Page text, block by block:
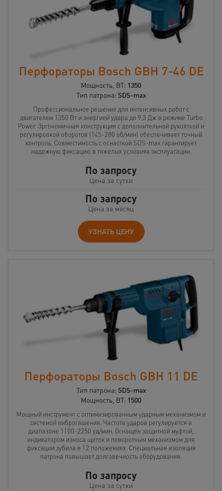
Перфораторы Bosch GBH 7-46 DE
Мощность, ВТ: 1350
Тип патрона: SDS-max
Профессиональное решение для интенсивных работ с
двигателем 1350 Вт и энергией удара до 9,3 Дж в режиме Turbo
Power. Эргономичная конструкция с дополнительной рукояткой и
регулировкой оборотов (145-280 об/мин) обеспечивает точный
контроль. Совместимость с оснасткой SDS-max гарантирует
надежную фиксацию в тяжелых условиях эксплуатации.
По запросу
Цена за сутки
По запросу
Цена за месяц
УЗНАТЬ ЦЕНУ
Перфораторы Bosch GBH 11 DE
Тип патрона: SDS-max
Мощность, ВТ: 1500
Мощный инструмент с оптимизированным ударным механизмом и
системой виброгашения. Частота ударов регулируется в
диапазоне 1100-2250 уд/мин. Оснащен защитной муфтой,
индикатором износа щеток и поворотным механизмом для
фиксации зубила в 12 положениях. Специальная изоляция
патрона повышает долговечность оборудования.
По запросу
Цена за сутки